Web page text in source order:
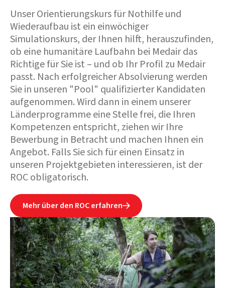
Unser Orientierungskurs für Nothilfe und
Wiederaufbau ist ein einwöchiger
Simulationskurs, der Ihnen hilft, herauszufinden,
ob eine humanitäre Laufbahn bei Medair das
Richtige für Sie ist – und ob Ihr Profil zu Medair
passt. Nach erfolgreicher Absolvierung werden
Sie in unseren "Pool" qualifizierter Kandidaten
aufgenommen. Wird dann in einem unserer
Länderprogramme eine Stelle frei, die Ihren
Kompetenzen entspricht, ziehen wir Ihre
Bewerbung in Betracht und machen Ihnen ein
Angebot. Falls Sie sich für einen Einsatz in
unseren Projektgebieten interessieren, ist der
ROC obligatorisch.
Mehr über den ROC erfahren